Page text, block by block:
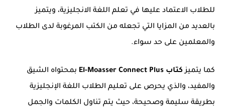
للطلاب الاعتماد عليها في تعلم اللغة الانجليزية، ويتميز
بالعديد من المزايا التي تجعله من الكتب المرغوبة لدى الطلاب
والمعلمين على حد سواء.
كما يتميزكتاب El-Moasser Connect Plus
بمحتواه الشيق
والمفيد، والذي يحرص على تعليم الطلاب اللغة الإنجليزية
بطريقة سليمة وصحيحة، حيث يتم تناول الكلمات والجمل